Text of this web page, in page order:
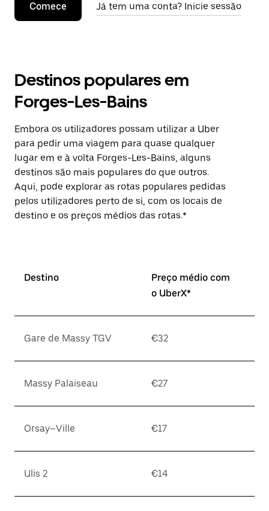
Comece Já tem uma conta? Inicie sessão
Destinos populares em
Forges-Les-Bains
Embora os utilizadores possam utilizar a Uber
para pedir uma viagem para quase qualquer
lugar em e à volta Forges-Les-Bains, alguns
destinos são mais populares do que outros.
Aqui, pode explorar as rotas populares pedidas
pelos utilizadores perto de si, com os locais de
destino e os preços médios das rotas.*
Destino
Preço médio com
o UberX*
Gare de Massy TGV €32
Massy Palaiseau €27
Orsay–Ville €17
Ulis 2 €14